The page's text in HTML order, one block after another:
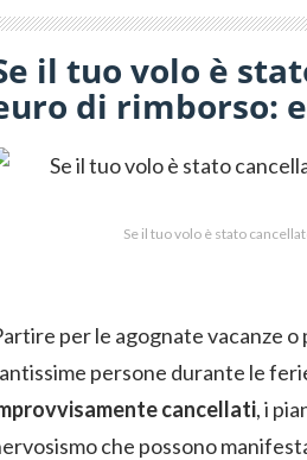
il tuo volo è
di rimborso:
Se il tuo volo è stato
per le agognate vacanze
persone durante le
cancellati, i
che possono